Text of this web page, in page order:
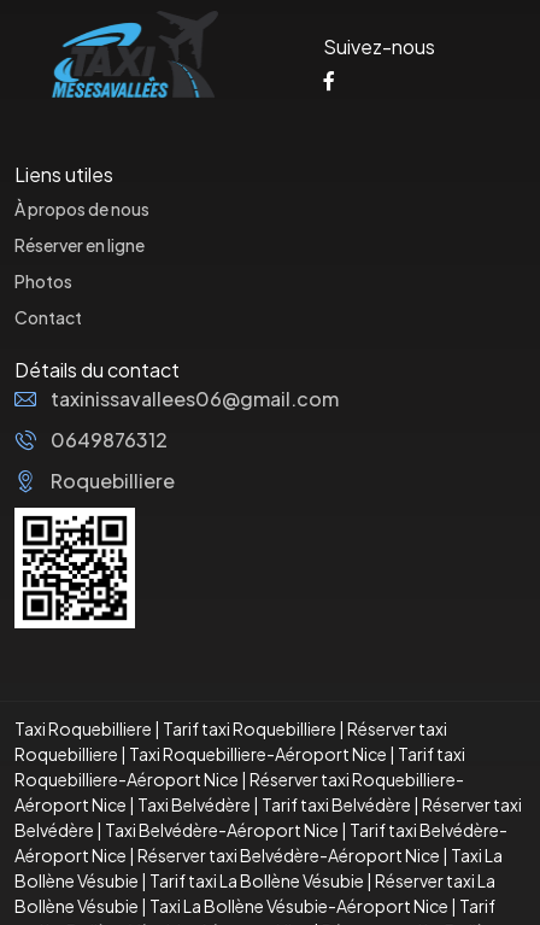
Suivez-nous
Liens utiles
À propos de nous
Réserver en ligne
Photos
Contact
Détails du contact
taxinissavallees06@gmail.com
0649876312
Roquebilliere
Taxi Roquebilliere | Tarif taxi Roquebilliere | Réserver taxi
Roquebilliere | Taxi Roquebilliere-Aéroport Nice | Tarif taxi
Roquebilliere-Aéroport Nice | Réserver taxi Roquebilliere-
Aéroport Nice | Taxi Belvédère | Tarif taxi Belvédère | Réserver taxi
Belvédère | Taxi Belvédère-Aéroport Nice | Tarif taxi Belvédère-
Aéroport Nice | Réserver taxi Belvédère-Aéroport Nice | Taxi La
Bollène Vésubie | Tarif taxi La Bollène Vésubie | Réserver taxi La
Bollène Vésubie | Taxi La Bollène Vésubie-Aéroport Nice | Tarif